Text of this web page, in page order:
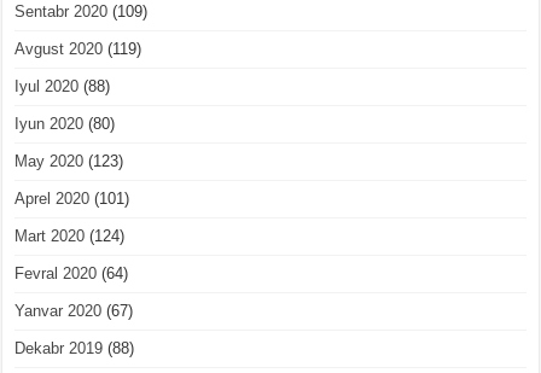
Sentabr 2020 (109)
Avgust 2020 (119)
Iyul 2020 (88)
Iyun 2020 (80)
May 2020 (123)
Aprel 2020 (101)
Mart 2020 (124)
Fevral 2020 (64)
Yanvar 2020 (67)
Dekabr 2019 (88)